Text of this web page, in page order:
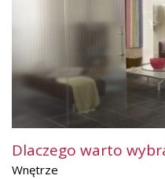
Dlaczego warto
Wnętrze